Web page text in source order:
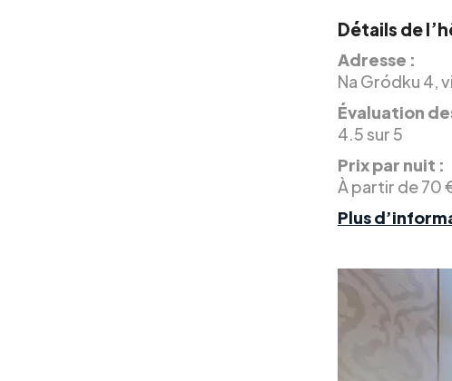
Détails de
Adresse :
Na Gródku 4,
Évaluation
4.5 sur 5
Prix par nuit :
À partir de 70
Plus